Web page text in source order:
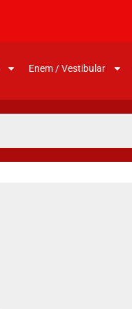
Enem / Vestibular